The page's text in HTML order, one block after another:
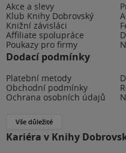
Akce a slevy
Klub Knihy Dobrovský
Knižní závisláci
Affiliate spolupráce
Poukazy pro firmy
Dodací podmínky
Platební metody
Obchodní podmínky
Ochrana osobních údajů
Vše důležité
Kariéra v Knihy